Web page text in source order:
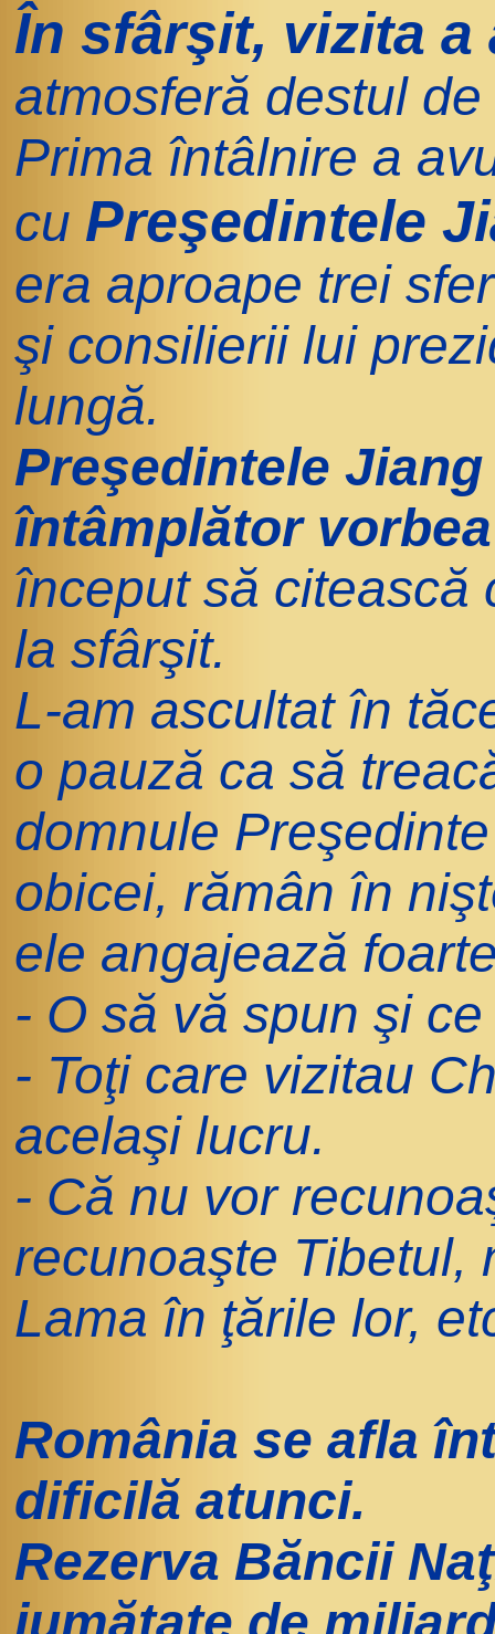
În sfârşit, vizita a
atmosferă destul
Prima întâlnire a
cu Preşedintele
era aproape trei
şi consilierii lui
lungă.
Preşedintele
întâmplător
început să citească
la sfârşit.
L-am ascultat în
o pauză ca să
domnule
obicei, rămân în
ele angajează
- O să vă spun şi
- Toţi care vizitau
acelaşi lucru.
- Că nu vor
recunoaşte Tibetul,
Lama în ţările lor,
România se afla
dificilă atunci.
Rezerva Băncii